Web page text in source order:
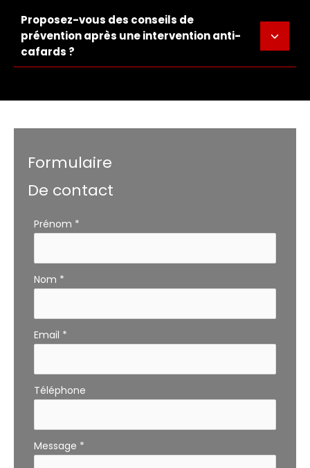
Proposez-vous des conseils de
prévention après une intervention anti-
cafards ?
Formulaire
De contact
Formulaire
avec
téléphone
Prénom *
Nom *
Email *
Téléphone
Message *